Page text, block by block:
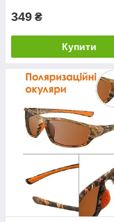
349 ₴
Купити